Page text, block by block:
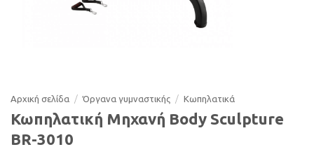
Αρχική σελίδα / Όργανα γυμναστικής / Κωπηλατικά
Κωπηλατική Μηχανή Body Sculpture
BR-3010